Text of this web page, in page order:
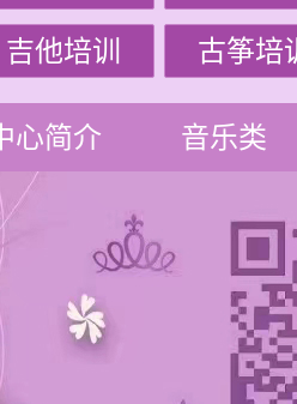
吉他培训 古筝培
心简介 音乐类